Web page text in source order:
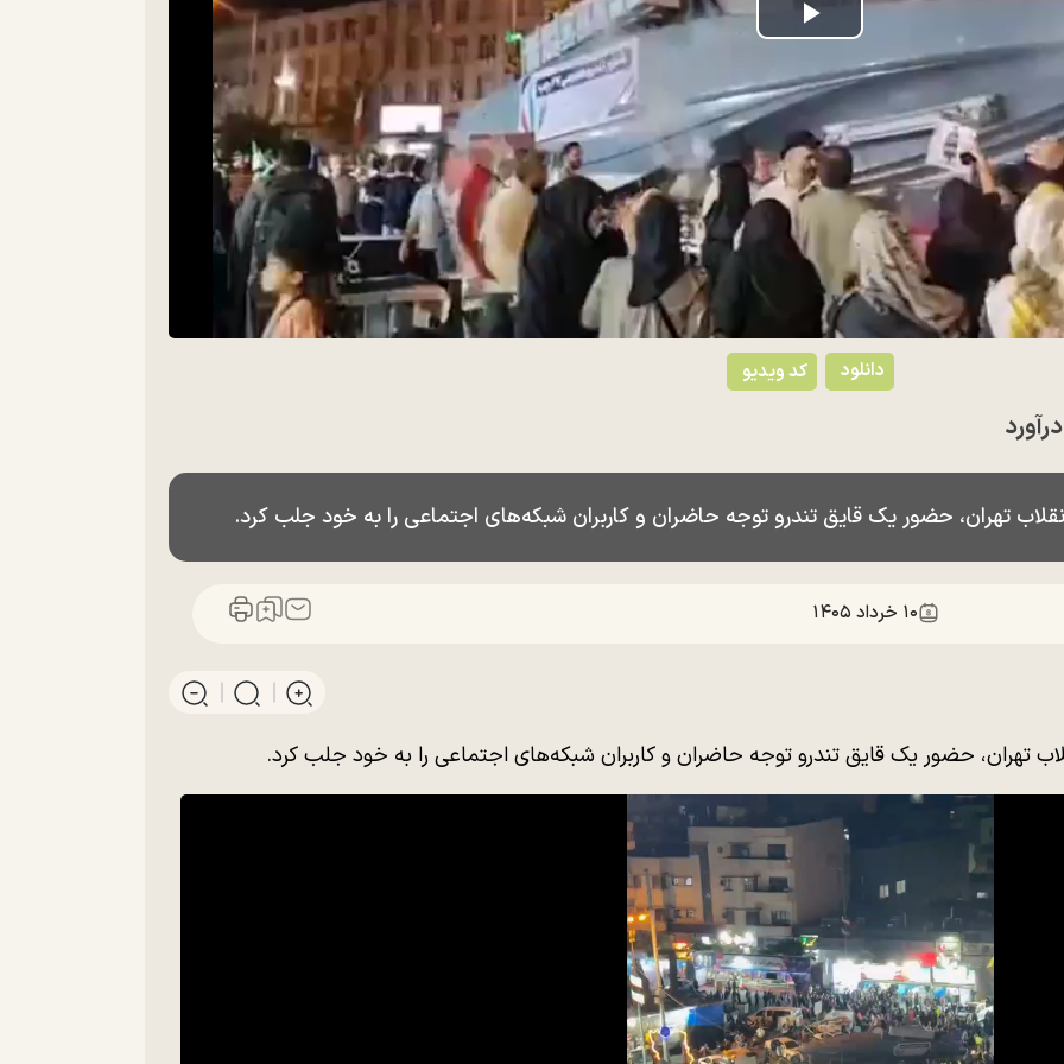
Play
Video
کد ویدیو دانلود
تهران، حضور یک قایق تندرو توجه حاضران و کاربران شبکه‌های اجتماعی را به خود جلب کرد.
۱۰ خرداد ۱۴۰۵
تهران، حضور یک قایق تندرو توجه حاضران و کاربران شبکه‌های اجتماعی را به خود جلب کرد.